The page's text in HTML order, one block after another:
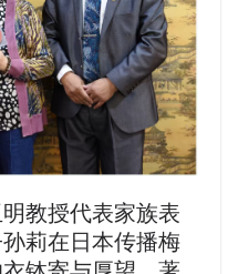
教授代表家族表
莉在日本传播梅